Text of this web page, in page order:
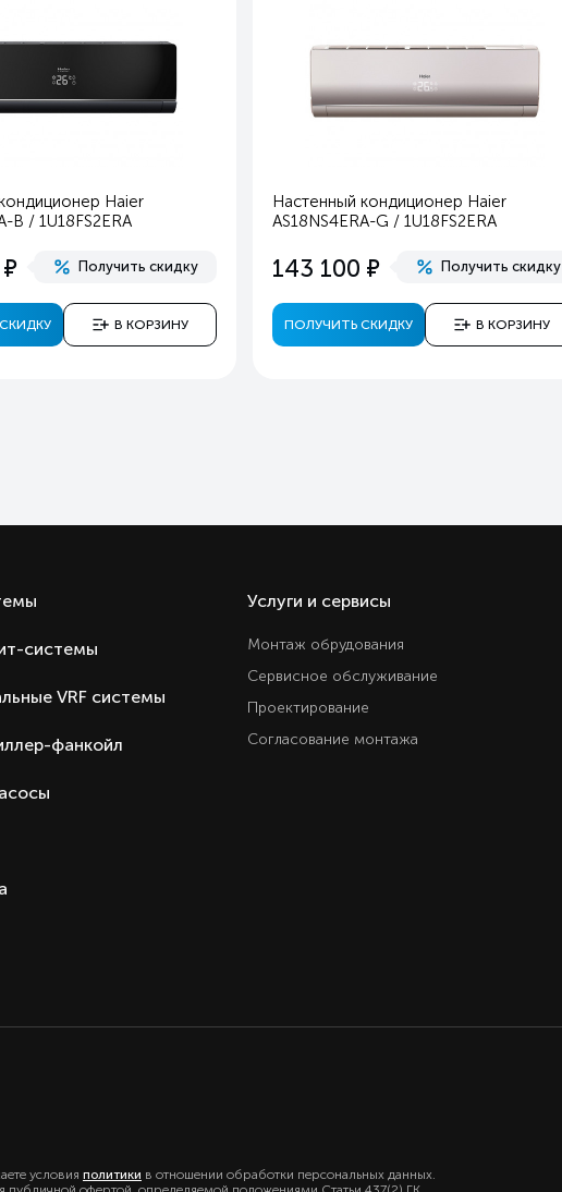
999
323
338
37.8
Золотой
Охлаждение и обогрев
Есть
Haier
B / 1U18FS2ERA
е Получить скидку
В КОРЗИНУ
Настенный кондиционер Haier
AS18NS4ERA-G / 1U18FS2ERA
143 100 е Получить скидку
ПОЛУЧИТЬ СКИДКУ В КОРЗИНУ
системы
VRF системы
фанкойл
Услуги и сервисы
Монтаж обрудования
Сервисное обслуживание
Проектирование
Согласование монтажа
условия политики в отношении обработки персональных данных.